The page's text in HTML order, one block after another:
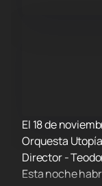
El 18 de
Orquesta
Director -
Esta noche